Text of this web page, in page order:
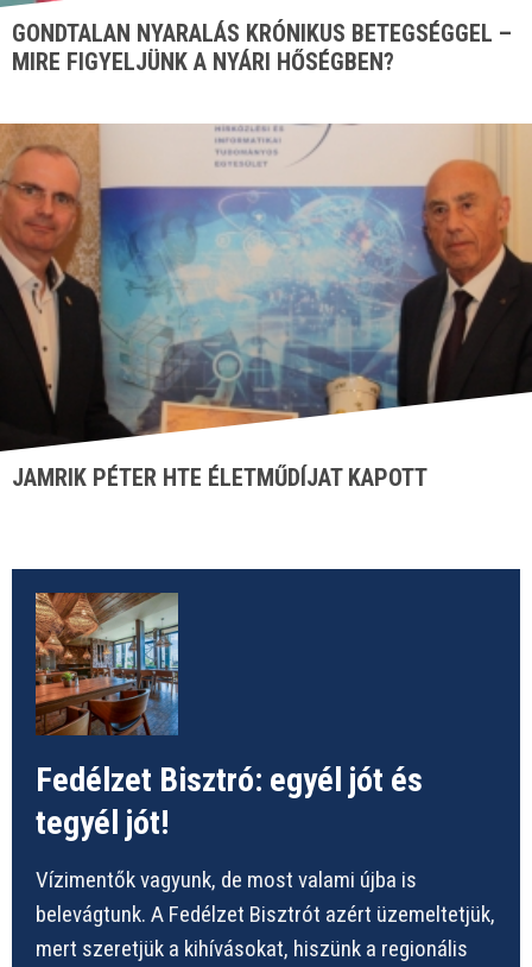
GONDTALAN NYARALÁS KRÓNIKUS BETEGSÉGGEL –
MIRE FIGYELJÜNK A NYÁRI HŐSÉGBEN?
JAMRIK PÉTER HTE ÉLETMŰDÍJAT KAPOTT
Fedélzet Bisztró: egyél jót és
tegyél jót!
Vízimentők vagyunk, de most valami újba is
belevágtunk. A Fedélzet Bisztrót azért üzemeltetjük,
mert szeretjük a kihívásokat, hiszünk a regionális